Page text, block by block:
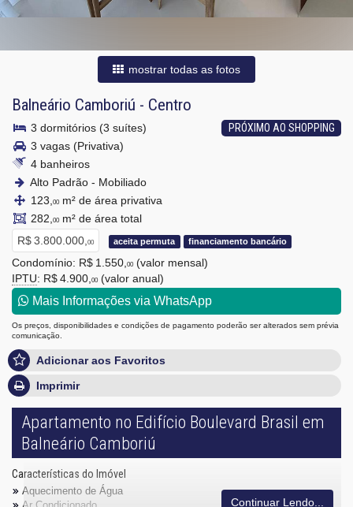
mostrar todas as fotos
Balneário Camboriú - Centro
PRÓXIMO AO SHOPPING
3 dormitórios (3 suítes)
3 vagas (Privativa)
4 banheiros
Alto Padrão - Mobiliado
123, 00m² de área privativa
282, 00m² de área total
R$ 3.800.000, 00 aceita permuta financiamento bancário
Condomínio: R$ 1.550, 00 (valor mensal)
IPTU: R$ 4.900, 00 (valor anual)
Mais Informações via WhatsApp
Os preços, disponibilidades e condições de pagamento poderão ser alterados sem prévia
comunicação.
Adicionar aos Favoritos
Imprimir
Apartamento no Edifício Boulevard Brasil em
Balneário Camboriú
Características do Imóvel
Aquecimento de Água
Continuar Lendo...